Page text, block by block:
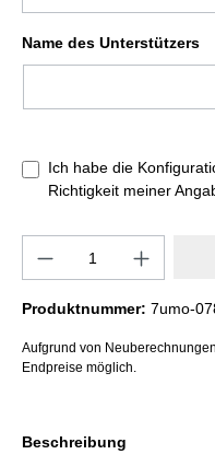
Name des Unterstützers
Ich habe die
Richtigkeit meiner
Produktnummer: 7umo-
Aufgrund von
Endpreise möglich.
Beschreibung